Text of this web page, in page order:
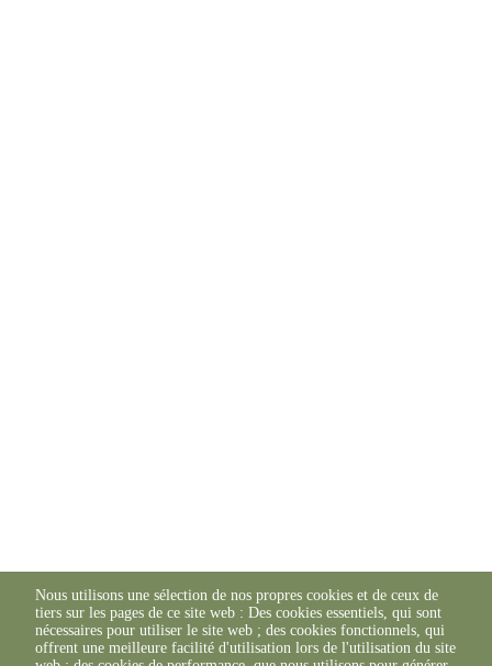
Nous utilisons une sélection de nos propres cookies et de ceux de
tiers sur les pages de ce site web : Des cookies essentiels, qui sont
nécessaires pour utiliser le site web ; des cookies fonctionnels, qui
offrent une meilleure facilité d'utilisation lors de l'utilisation du site